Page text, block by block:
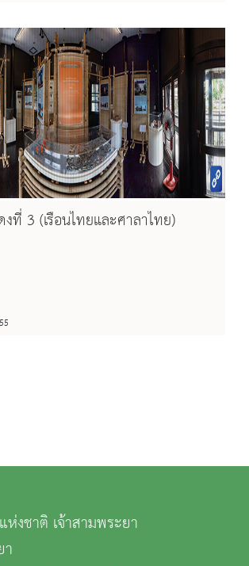
ที่ 3 (เรือนไทยและศาลาไทย)
ชาติ เจ้าสามพระยา